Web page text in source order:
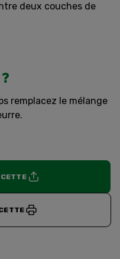
deux couches de
remplacez le mélange